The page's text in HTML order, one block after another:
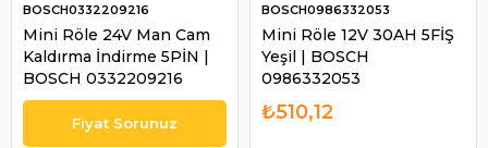
Mini Röle 24V Man Cam
Kaldırma İndirme 5PİN |
BOSCH 0332209216
BOSCH0332209216
Mini Röle 12V 30AH 5FİŞ
Yeşil | BOSCH
0986332053
BOSCH0986332053
₺510,12